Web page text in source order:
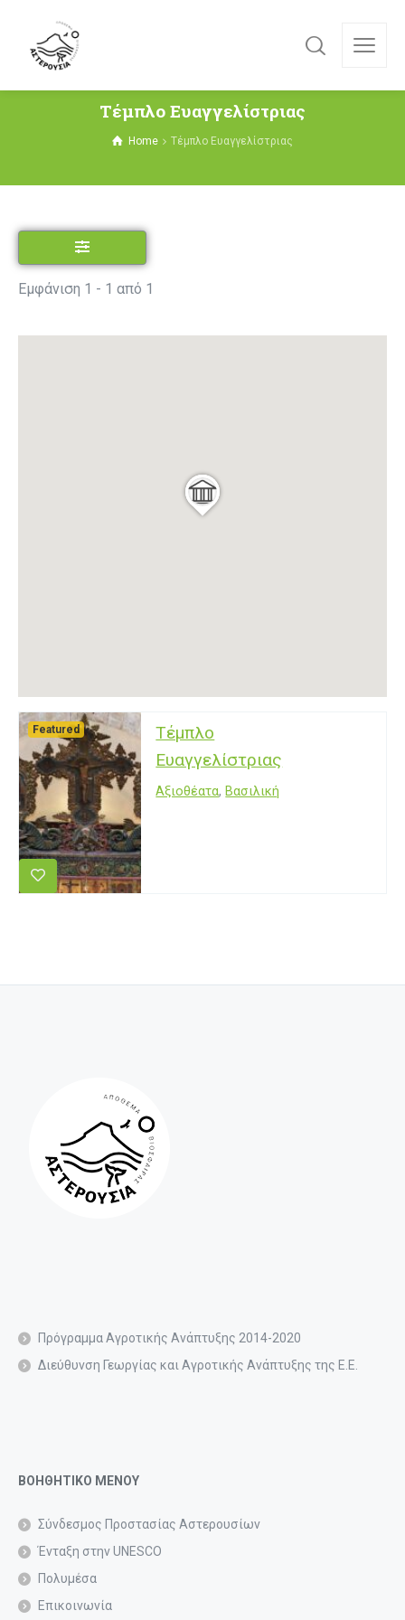
Τέμπλο Ευαγγελίστριας
Home Τέμπλο Ευαγγελίστριας
Εμφάνιση 1 - 1 από 1
Τέμπλο
Ευαγγελίστριας
Αξιοθέατα, Βασιλική
Featured
Πρόγραμμα Αγροτικής Ανάπτυξης 2014-2020
Διεύθυνση Γεωργίας και Αγροτικής Ανάπτυξης της Ε.Ε.
ΒΟΗΘΗΤΙΚΟ ΜΕΝΟΥ
Σύνδεσμος Προστασίας Αστερουσίων
Ένταξη στην UNESCO
Πολυμέσα
Επικοινωνία